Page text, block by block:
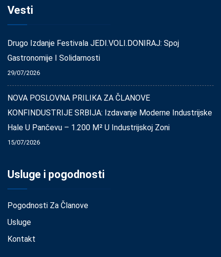
Vesti
Drugo Izdanje Festivala JEDI.VOLI.DONIRAJ: Spoj
Gastronomije I Solidarnosti
29/07/2026
NOVA POSLOVNA PRILIKA ZA ČLANOVE
KONFINDUSTRIJE SRBIJA: Izdavanje Moderne Industrijske
Hale U Pančevu – 1.200 M² U Industrijskoj Zoni
15/07/2026
Usluge i pogodnosti
Pogodnosti Za Članove
Usluge
Kontakt